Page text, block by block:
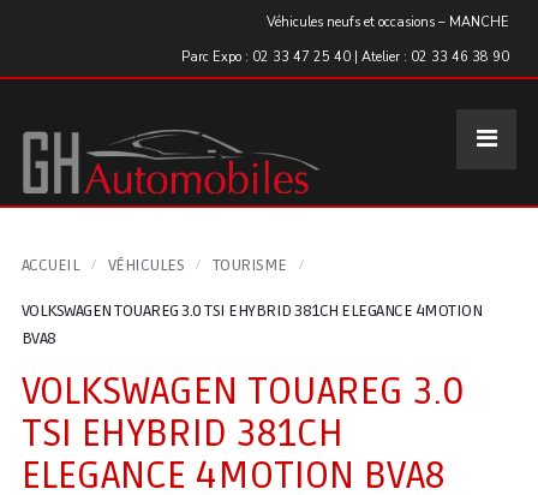
Véhicules neufs et occasions – MANCHE
Parc Expo : 02 33 47 25 40 | Atelier : 02 33 46 38 90
ACCUEIL VÉHICULES TOURISME
VOLKSWAGEN TOUAREG 3.0 TSI EHYBRID 381CH ELEGANCE 4MOTION
BVA8
VOLKSWAGEN TOUAREG 3.0
TSI EHYBRID 381CH
ELEGANCE 4MOTION BVA8
Panneau de gestion des cookies